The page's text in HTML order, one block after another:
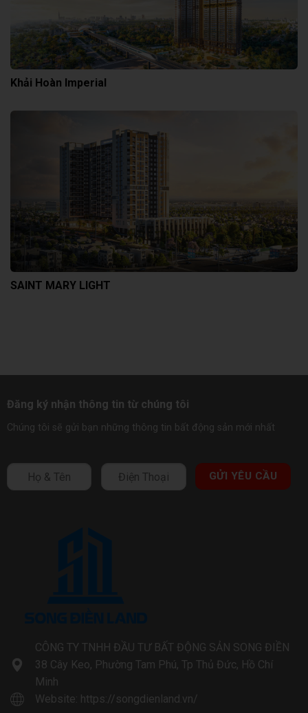
Khải Hoàn Imperial
SAINT MARY LIGHT
Đăng ký nhận thông tin từ chúng tôi
Chúng tôi sẽ gửi bạn những thông tin bất động sản mới nhất
CÔNG TY TNHH ĐẦU TƯ BẤT ĐỘNG SẢN SONG ĐIỀN
38 Cây Keo, Phường Tam Phú, Tp Thủ Đức, Hồ Chí
Minh
Website: https://songdienland.vn/